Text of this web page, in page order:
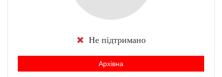
Не підтримано
Архівна